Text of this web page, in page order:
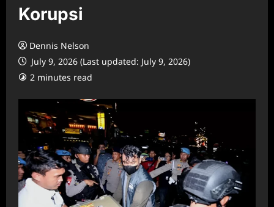
Korupsi
Dennis Nelson
July 9, 2026 (Last updated: July 9, 2026)
2 minutes read